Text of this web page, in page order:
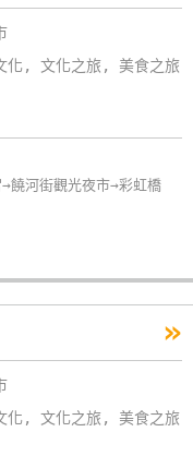
化, 文化之旅, 美食之旅
饒河街觀光夜市→彩虹橋
»
化, 文化之旅, 美食之旅